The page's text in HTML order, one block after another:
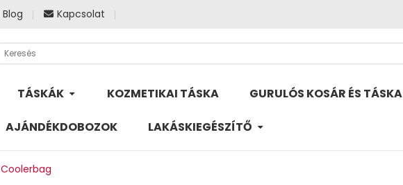
Blog Kapcsolat
TÁSKÁK KOZMETIKAI TÁSKA GURULÓS KOSÁR ÉS TÁSKA
AJÁNDÉKDOBOZOK LAKÁSKIEGÉSZÍTŐ
Coolerbag